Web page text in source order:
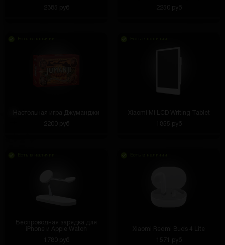
2385 руб
2250 руб
Настольная игра Джуманджи
2200 руб
Xiaomi Mi LCD Writing Tablet
1855 руб
Беспроводная зарядка для
iPhone и Apple Watch
1780 руб
Xiaomi Redmi Buds 4 Lite
1571 руб